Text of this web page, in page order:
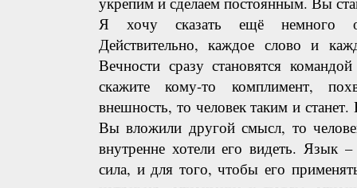
Я хочу сказать ещё немного о
Действительно, каждое слово и
Вечности сразу становятся
скажите кому-то комплимент,
внешность, то человек таким и
Вы вложили другой смысл, то
внутренне хотели его видеть. Язык
сила, и для того, чтобы его